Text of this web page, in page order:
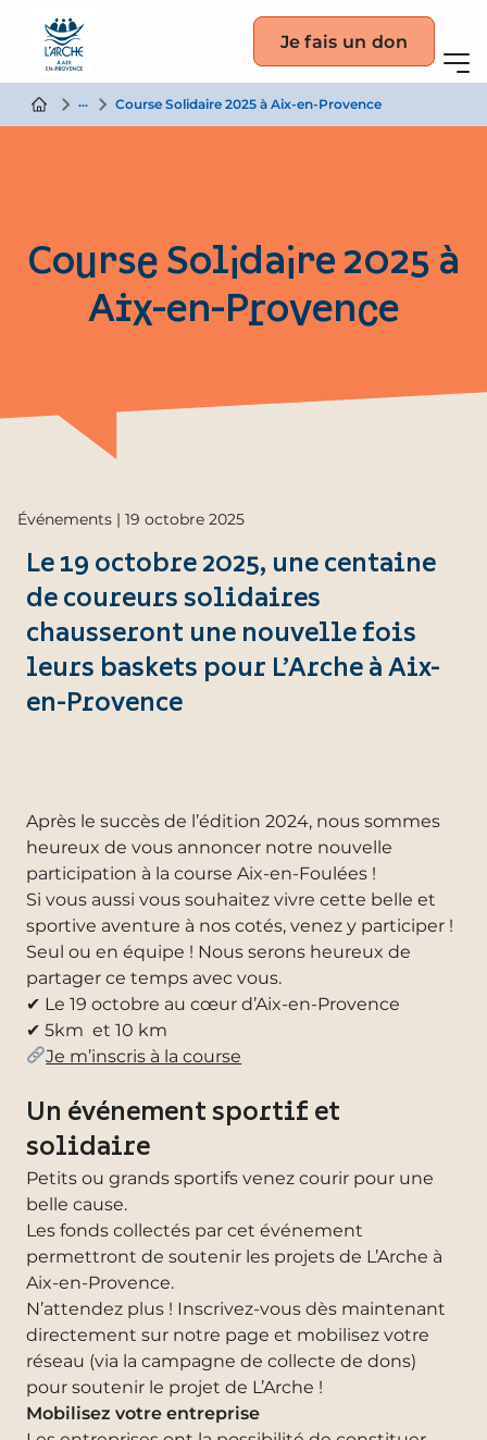
Je fais un don
ActualitéCourse Solidaire 2025 à Aix-en-Provence
Course Solidaire 2025 à
Aix-en-Provence
Le 19 octobre 2025, une centaine
de coureurs solidaires
chausseront une nouvelle fois
leurs baskets pour L’Arche à Aix-
en-Provence
Événements | 19 octobre 2025
Après le succès de l’édition 2024, nous sommes
heureux de vous annoncer notre nouvelle
participation à la course Aix-en-Foulées !
Si vous aussi vous souhaitez vivre cette belle et
sportive aventure à nos cotés, venez y participer !
Seul ou en équipe ! Nous serons heureux de
partager ce temps avec vous.
✔ Le 19 octobre au cœur d’Aix-en-Provence
✔ 5km et 10 km
Je m’inscris à la course
Un événement sportif et
solidaire
Petits ou grands sportifs venez courir pour une
belle cause.
Les fonds collectés par cet événement
permettront de soutenir les projets de L’Arche à
Aix-en-Provence.
N’attendez plus ! Inscrivez-vous dès maintenant
directement sur notre page et mobilisez votre
réseau (via la campagne de collecte de dons)
pour soutenir le projet de L’Arche !
Mobilisez votre entreprise